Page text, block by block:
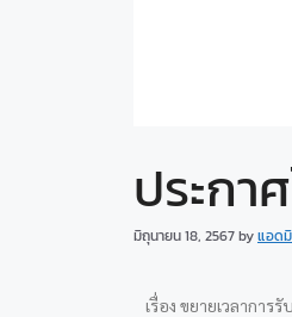
ประกา
มิถุนายน 18, 2567byแอด
เรื่อง ขยายเวลากา